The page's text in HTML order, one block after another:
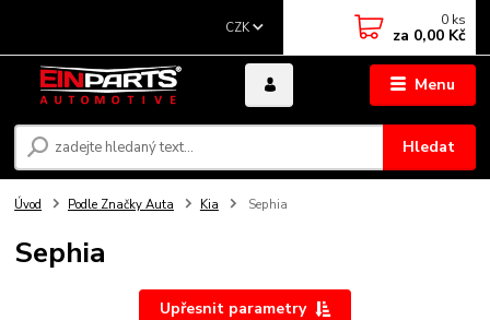
Menu
CZK
Hledat
0 ks
za 0,00 Kč
Úvod Podle Značky Auta Kia Sephia
Sephia
Upřesnit parametry